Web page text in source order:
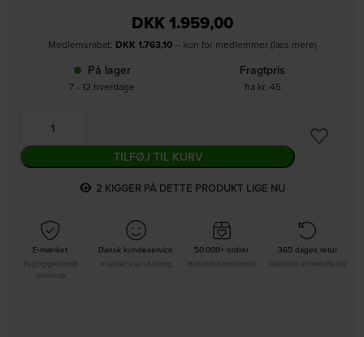
DKK1.959,00
Medlemsrabat: DKK 1.763,10– kun for medlemmer (læs mere)
På lager
7 - 12 hverdage
Fragtpris
fra kr. 45
TILFØJ TIL KURV
1KIGGER PÅ DETTE PRODUKT LIGE NU
E-mærket
Tryg og godkendt
Dansk kundeservice
Vi sidder klar i Aalborg
50.000+ ordrer
Behandlet med omhu
365 dages retur
God tid til at beslutte dig